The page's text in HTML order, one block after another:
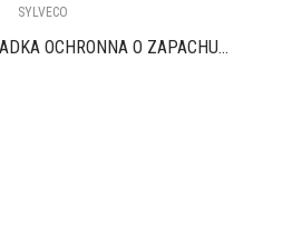
SYLVECO
OCHRONNA O ZAPACHU...